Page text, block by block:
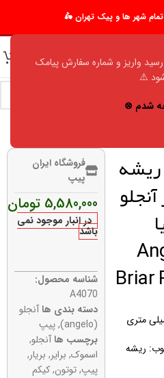
واریز و شماره سفارش پیامک
⚠️
شدم ⊗
شهر ها و پیک تهران 🛵
آنجلو
Briar
ریشه
فروشگاه ایران
پیپ
5,580,000 تومان
در انبار موجود نمی
باشد
شناسه محصول:
A4070
دسته بندی ها آنجلو
(angelo)
,پیپ
برچسب ها آنجلو,
اسموک, برایر, بریار,
پیپ,توتون,کیکم